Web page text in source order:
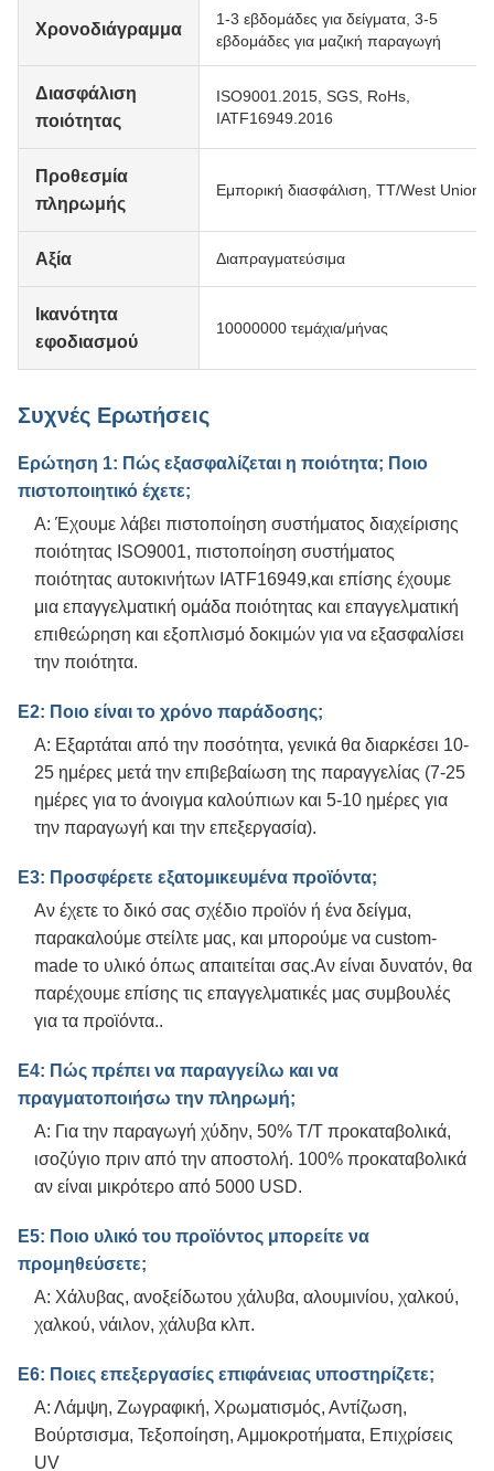
Χρονοδιάγραμμα
1-3 εβδομάδες για δείγματα, 3-5
εβδομάδες για μαζική παραγωγή
Διασφάλιση
ποιότητας
ISO9001.2015, SGS, RoHs,
IATF16949.2016
Προθεσμία
πληρωμής
Εμπορική διασφάλιση, TT/West Union
Αξία Διαπραγματεύσιμα
Ικανότητα
εφοδιασμού
10000000 τεμάχια/μήνας
Συχνές Ερωτήσεις
Ερώτηση 1: Πώς εξασφαλίζεται η ποιότητα; Ποιο
πιστοποιητικό έχετε;
Α: Έχουμε λάβει πιστοποίηση συστήματος διαχείρισης
ποιότητας ISO9001, πιστοποίηση συστήματος
ποιότητας αυτοκινήτων IATF16949,και επίσης έχουμε
μια επαγγελματική ομάδα ποιότητας και επαγγελματική
επιθεώρηση και εξοπλισμό δοκιμών για να εξασφαλίσει
την ποιότητα.
Ε2: Ποιο είναι το χρόνο παράδοσης;
Α: Εξαρτάται από την ποσότητα, γενικά θα διαρκέσει 10-
25 ημέρες μετά την επιβεβαίωση της παραγγελίας (7-25
ημέρες για το άνοιγμα καλούπιων και 5-10 ημέρες για
την παραγωγή και την επεξεργασία).
Ε3: Προσφέρετε εξατομικευμένα προϊόντα;
Αν έχετε το δικό σας σχέδιο προϊόν ή ένα δείγμα,
παρακαλούμε στείλτε μας, και μπορούμε να custom-
made το υλικό όπως απαιτείται σας.Αν είναι δυνατόν, θα
παρέχουμε επίσης τις επαγγελματικές μας συμβουλές
για τα προϊόντα..
Ε4: Πώς πρέπει να παραγγείλω και να
πραγματοποιήσω την πληρωμή;
Α: Για την παραγωγή χύδην, 50% T/T προκαταβολικά,
ισοζύγιο πριν από την αποστολή. 100% προκαταβολικά
αν είναι μικρότερο από 5000 USD.
Ε5: Ποιο υλικό του προϊόντος μπορείτε να
προμηθεύσετε;
Α: Χάλυβας, ανοξείδωτου χάλυβα, αλουμινίου, χαλκού,
χαλκού, νάιλον, χάλυβα κλπ.
Ε6: Ποιες επεξεργασίες επιφάνειας υποστηρίζετε;
Α: Λάμψη, Ζωγραφική, Χρωματισμός, Αντίζωση,
Βούρτσισμα, Τεξοποίηση, Αμμοκροτήματα, Επιχρίσεις
UV